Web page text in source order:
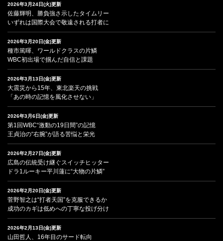
2026年3月24日(火)更新
佐藤輝明、勝負強さ示したタイムリー
いずれは国際大会で敬遠される打者に
2026年3月20日(金)更新
種市篤暉、ワールドクラスの片鱗
WBC初出場で掴んだ自信と課題
2026年3月13日(金)更新
大震災から15年、東北楽天の挑戦
「あの時の記憶を風化させない」
2026年3月6日(金)更新
第1回WBC“激動の19日間”の記憶
王貞治の“右腕”が語る苦悩と栄光
2026年2月27日(金)更新
広島の伝統受け継ぐスイッチヒッター
ドラ1ルーキー平川蓮に“大物の片鱗”
2026年2月20日(金)更新
菅野智之は“打者天国”を克服できるか
成功のカギは低めへの丁寧な投げ分け
2026年2月13日(金)更新
山田哲人、16年目のサード転向